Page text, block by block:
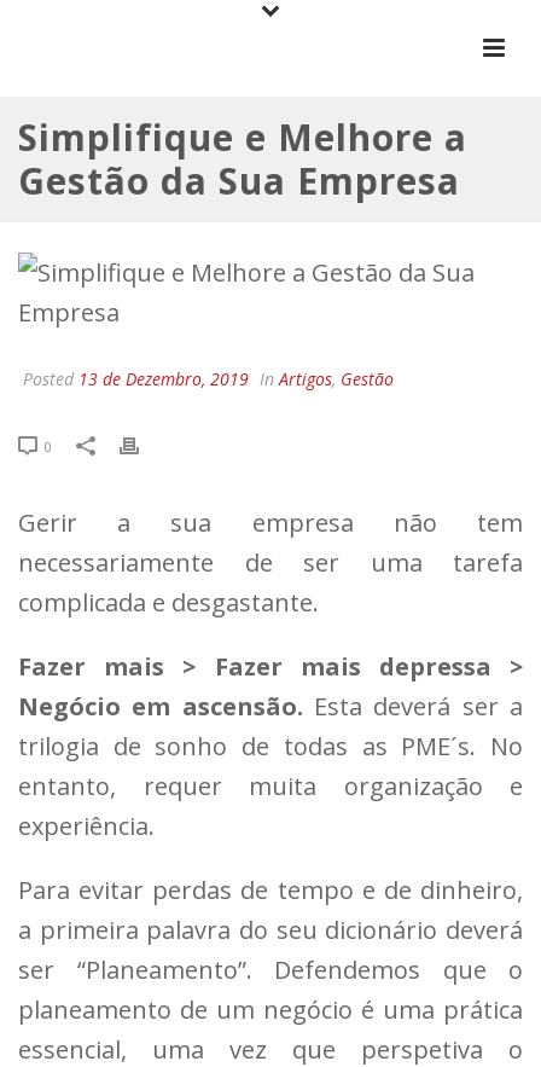
Simplifique e Melhore a
Gestão da Sua Empresa
Posted 13 de Dezembro, 2019 InArtigos, Gestão
0
Gerir a sua empresa não tem
necessariamente de ser uma tarefa
complicada e desgastante.
Fazer mais > Fazer mais depressa >
Negócio em ascensão. Esta deverá ser a
trilogia de sonho de todas as PME´s. No
entanto, requer muita organização e
experiência.
Para evitar perdas de tempo e de dinheiro,
a primeira palavra do seu dicionário deverá
ser “Planeamento”. Defendemos que o
planeamento de um negócio é uma prática
essencial, uma vez que perspetiva o